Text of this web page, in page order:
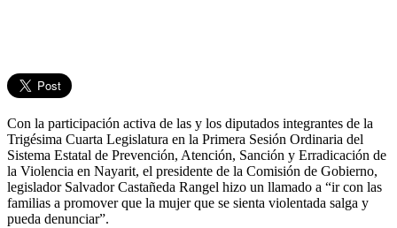
Con la participación activa de las y los diputados integrantes de la
Trigésima Cuarta Legislatura en la Primera Sesión Ordinaria del
Sistema Estatal de Prevención, Atención, Sanción y Erradicación de
la Violencia en Nayarit, el presidente de la Comisión de Gobierno,
legislador Salvador Castañeda Rangel hizo un llamado a “ir con las
familias a promover que la mujer que se sienta violentada salga y
pueda denunciar”.